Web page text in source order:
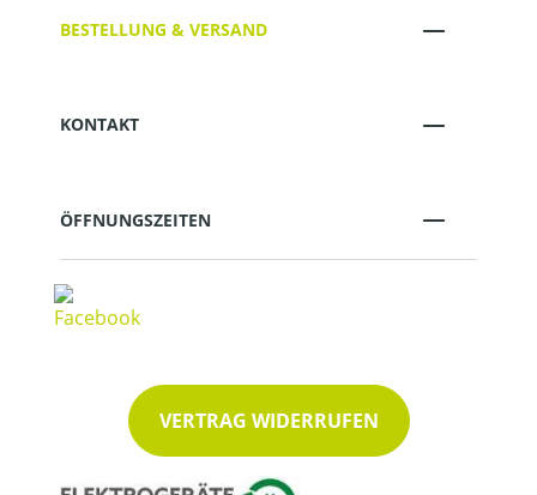
BESTELLUNG & VERSAND
KONTAKT
ÖFFNUNGSZEITEN
VERTRAG WIDERRUFEN